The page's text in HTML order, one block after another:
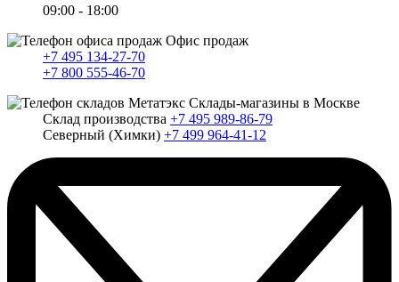
09:00 - 18:00
Офис продаж
+7 495 134-27-70
+7 800 555-46-70
Склады-магазины в Москве
Склад производства +7 495 989-86-79
Северный (Химки) +7 499 964-41-12